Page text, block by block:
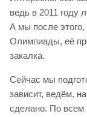
ведь в 2011 году
А мы после этого,
Олимпиады, её
закалка.
Сейчас мы
зависит, ведём,
сделано. По всем